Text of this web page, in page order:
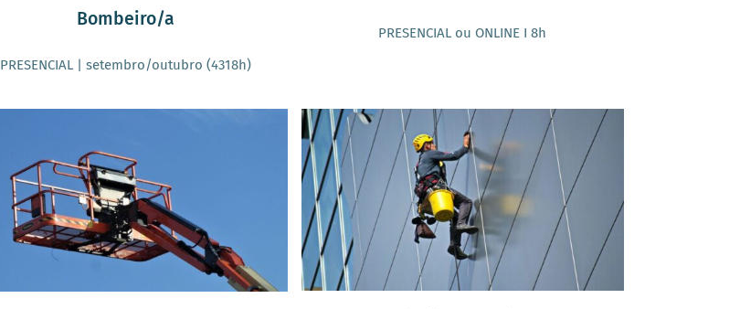
Bombeiro/a
PRESENCIAL | setembro/outubro (4318h)
PRESENCIAL ou ONLINE I 8h